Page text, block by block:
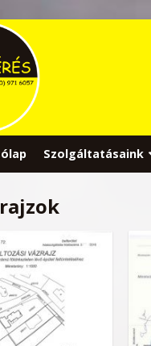
Szolgáltatásaink